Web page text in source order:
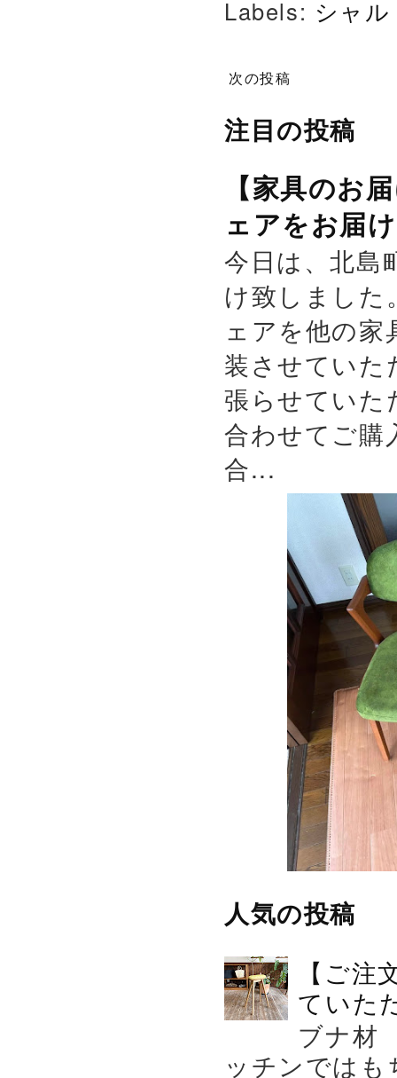
Labels: シャ
次の投稿
注目の投稿
【家具のお
ェアをお届
今日は、北島
け致しまし
ェアを他の
装させていた
張らせていた
合わせてご購
合...
人気の投稿
【ご
ていた
ブナ材
ッチンでは